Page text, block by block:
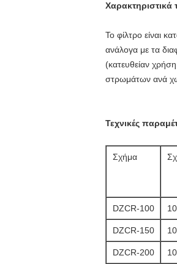
Χαρακτηριστικά
Το φίλτρο είναι
ανάλογα με τα
(κατευθείαν
στρωμάτων ανά
Τεχνικές
Σχήμα
DZCR-100 10
DZCR-150 10
DZCR-200 10